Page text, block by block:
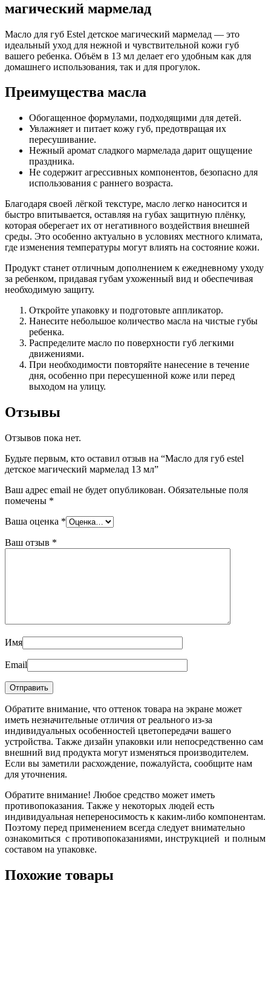
магический мармелад
Масло для губ Estel детское магический мармелад — это
идеальный уход для нежной и чувствительной кожи губ
вашего ребенка. Объём в 13 мл делает его удобным как для
домашнего использования, так и для прогулок.
Преимущества масла
Обогащенное формулами, подходящими для детей.
Увлажняет и питает кожу губ, предотвращая их
пересушивание.
Нежный аромат сладкого мармелада дарит ощущение
праздника.
Не содержит агрессивных компонентов, безопасно для
использования с раннего возраста.
Благодаря своей лёгкой текстуре, масло легко наносится и
быстро впитывается, оставляя на губах защитную плёнку,
которая оберегает их от негативного воздействия внешней
среды. Это особенно актуально в условиях местного климата,
где изменения температуры могут влиять на состояние кожи.
Продукт станет отличным дополнением к ежедневному уходу
за ребенком, придавая губам ухоженный вид и обеспечивая
необходимую защиту.
Откройте упаковку и подготовьте аппликатор.
Нанесите небольшое количество масла на чистые губы
ребенка.
Распределите масло по поверхности губ легкими
движениями.
При необходимости повторяйте нанесение в течение
дня, особенно при пересушенной коже или перед
выходом на улицу.
Отзывы
Отзывов пока нет.
Будьте первым, кто оставил отзыв на “Масло для губ estel
детское магический мармелад 13 мл”
Ваш адрес email не будет опубликован. Обязательные поля
помечены *
Ваша оценка *
Ваш отзыв *
Имя
Email
Обратите внимание, что оттенок товара на экране может
иметь незначительные отличия от реального из-за
индивидуальных особенностей цветопередачи вашего
устройства. Также дизайн упаковки или непосредственно сам
внешний вид продукта могут изменяться производителем.
Если вы заметили расхождение, пожалуйста, сообщите нам
для уточнения.
Обратите внимание! Любое средство может иметь
противопоказания. Также у некоторых людей есть
индивидуальная непереносимость к каким-либо компонентам.
Поэтому перед применением всегда следует внимательно
ознакомиться с противопоказаниями, инструкцией и полным
составом на упаковке.
Похожие товары